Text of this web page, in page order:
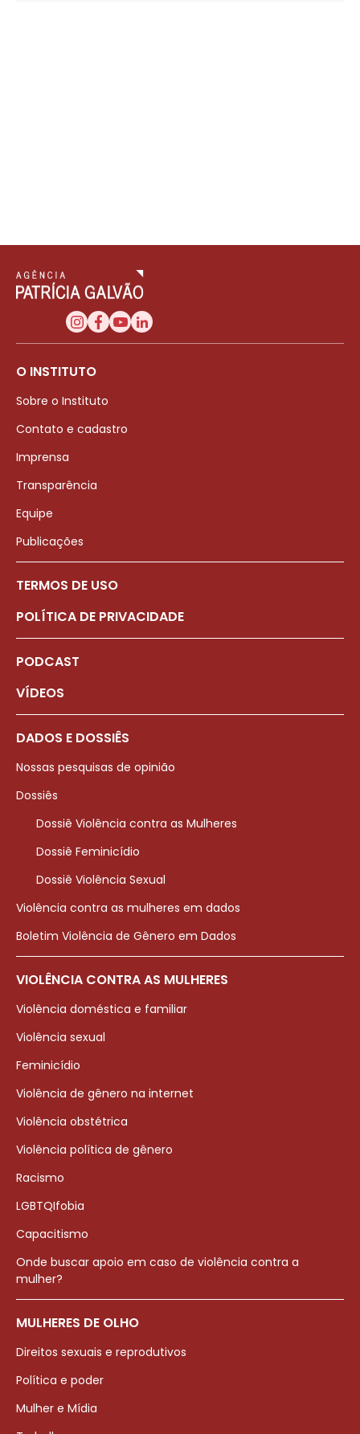
O INSTITUTO
Sobre o Instituto
Contato e cadastro
Imprensa
Transparência
Equipe
Publicações
TERMOS DE USO
POLÍTICA DE PRIVACIDADE
PODCAST
VÍDEOS
DADOS E DOSSIÊS
Nossas pesquisas de opinião
Dossiês
Dossiê Violência contra as Mulheres
Dossiê Feminicídio
Dossiê Violência Sexual
Violência contra as mulheres em dados
Boletim Violência de Gênero em Dados
VIOLÊNCIA CONTRA AS MULHERES
Violência doméstica e familiar
Violência sexual
Feminicídio
Violência de gênero na internet
Violência obstétrica
Violência política de gênero
Racismo
LGBTQIfobia
Capacitismo
Onde buscar apoio em caso de violência contra a
mulher?
MULHERES DE OLHO
Direitos sexuais e reprodutivos
Política e poder
Mulher e Mídia